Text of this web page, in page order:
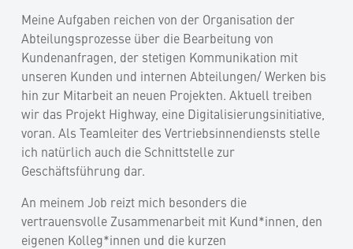
Meine Aufgaben reichen von der Organisation der
Abteilungsprozesse über die Bearbeitung von
Kundenanfragen, der stetigen Kommunikation mit
unseren Kunden und internen Abteilungen/ Werken bis
hin zur Mitarbeit an neuen Projekten. Aktuell treiben
wir das Projekt Highway, eine Digitalisierungsinitiative,
voran. Als Teamleiter des Vertriebsinnendiensts stelle
ich natürlich auch die Schnittstelle zur
Geschäftsführung dar.
An meinem Job reizt mich besonders die
vertrauensvolle Zusammenarbeit mit Kund*innen, den
eigenen Kolleg*innen und die kurzen